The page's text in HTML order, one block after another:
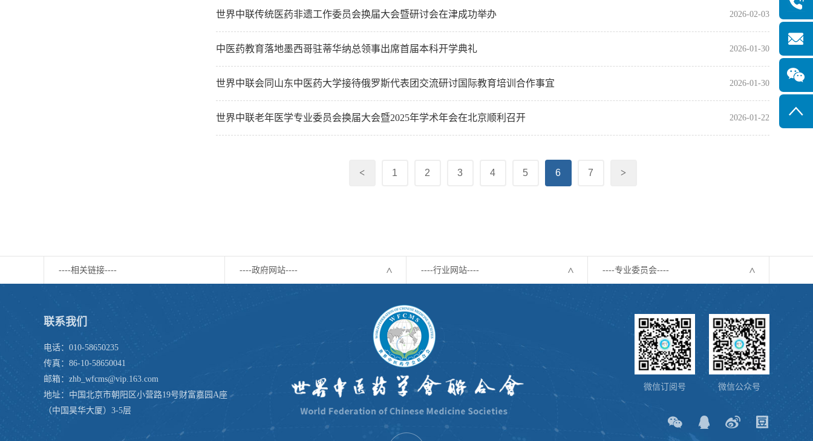
2026-02-03
世界中联传统医药非遗工作委员会换届大会暨研讨会在津成功举办
2026-01-30
中医药教育落地墨西哥驻蒂华纳总领事出席首届本科开学典礼
2026-01-30
世界中联会同山东中医药大学接待俄罗斯代表团交流研讨国际教育培训合作事宜
2026-01-22
世界中联老年医学专业委员会换届大会暨2025年学术年会在北京顺利召开
< 1 2 3 4 5 6 7 >
----相关链接---- ----政府网站---- ----行业网站---- ----专业委员会----
联系我们
电话：010-58650235
传真：86-10-58650041
邮箱：zhb_wfcms@vip.163.com
地址：中国北京市朝阳区小营路19号财富嘉园A座
（中国昊华大厦）3-5层
微信订阅号 微信公众号